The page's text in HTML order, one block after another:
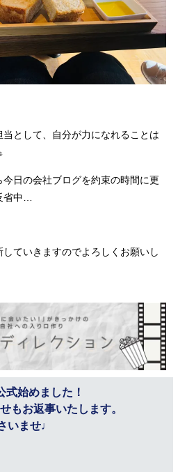
として、自分が力になれることは
日の会社ブログを約束の時間に更
省中…
ていきますのでよろしくお願いし
式始めました！
もお返事いたします。
いませ♩